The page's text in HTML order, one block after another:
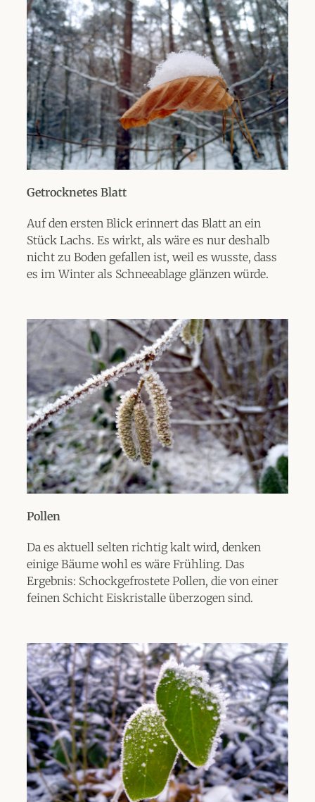
Getrocknetes Blatt
Auf den ersten Blick erinnert das Blatt an ein
Stück Lachs. Es wirkt, als wäre es nur deshalb
nicht zu Boden gefallen ist, weil es wusste, dass
es im Winter als Schneeablage glänzen würde.
Pollen
Da es aktuell selten richtig kalt wird, denken
einige Bäume wohl es wäre Frühling. Das
Ergebnis: Schockgefrostete Pollen, die von einer
feinen Schicht Eiskristalle überzogen sind.